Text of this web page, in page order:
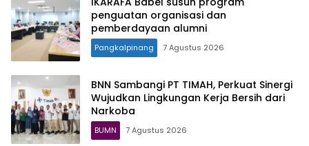
penguatan organisasi dan
pemberdayaan alumni
Pangkalpinang 7 Agustus 2026
BNN Sambangi PT TIMAH, Perkuat Sinergi
Wujudkan Lingkungan Kerja Bersih dari
Narkoba
BUMN 7 Agustus 2026